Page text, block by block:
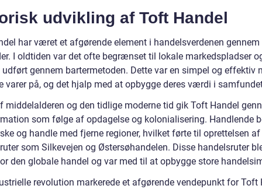
udvikling af Toft Handel
har været et afgørende element i handelsverdenen gennem
I oldtiden var det ofte begrænset til lokale markedspladser
gennem bartermetoden. Dette var en simpel og effektiv
varer på, og det hjalp med at opbygge deres værdi i
middelalderen og den tidlige moderne tid gik Toft Handel
som følge af opdagelse og kolonialisering. Handlende
og handle med fjerne regioner, hvilket førte til oprettelsen af
som Silkevejen og Østersøhandelen. Disse handelsruter
den globale handel og var med til at opbygge store
revolution markerede et afgørende vendepunkt for Toft